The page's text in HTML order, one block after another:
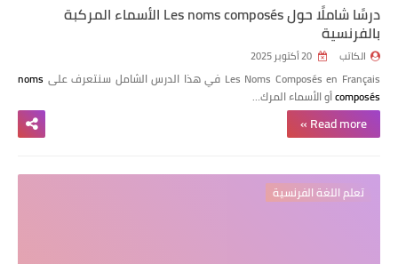
درسًا شاملًا حول Les noms composés الأسماء المركبة
بالفرنسية
الكاتب
Les Noms Composés en Français في هذا الدرس الشامل سنتعرف على
noms
composésأو الأسماء المرك…
Read more »
تعلم اللغة الفرنسية